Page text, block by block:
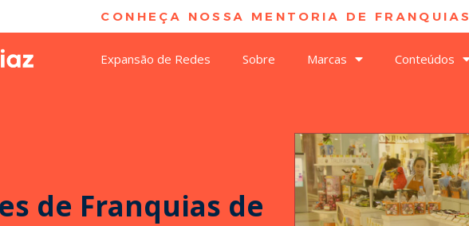
CONHEÇA NOSSA MENTORIA DE FRANQUIAS​
Expansão de Redes Sobre Marcas Conteúdos
de Franquias de